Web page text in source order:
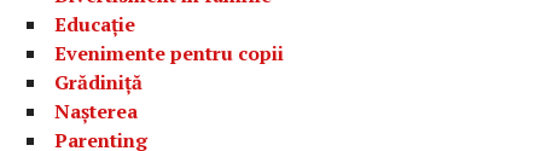
Educație
Evenimente pentru copii
Grădiniță
Nașterea
Parenting